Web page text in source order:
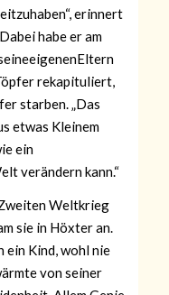
erinnert
habe er am
rekapituliert,
starben. „Das
etwas Kleinem
ein
verändern kann.“
Weltkrieg
sie in Höxter an.
ein Kind, wohl nie
von seiner